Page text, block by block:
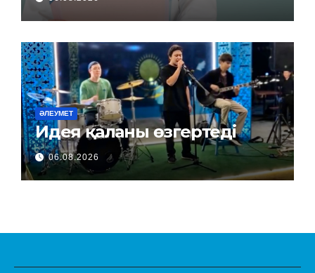
ӘЛЕУМЕТ
Идея қаланы өзгертеді
06.08.2026